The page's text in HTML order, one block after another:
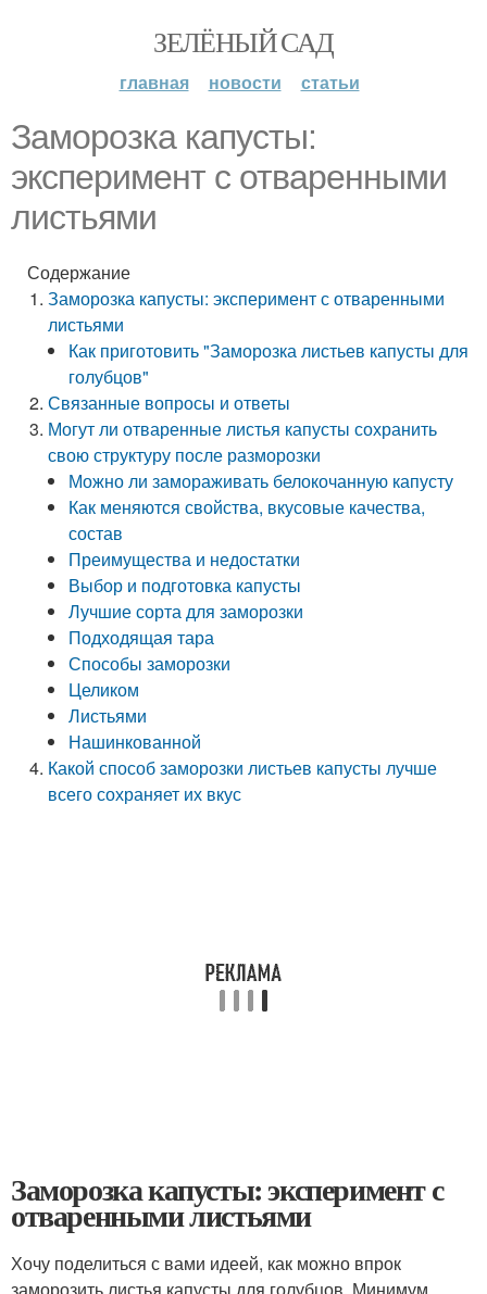
ЗЕЛЁНЫЙ САД
главная новости статьи
Заморозка капусты:
эксперимент с отваренными
листьями
Содержание
Заморозка капусты: эксперимент с отваренными
листьями
Как приготовить "Заморозка листьев капусты для
голубцов"
Связанные вопросы и ответы
Могут ли отваренные листья капусты сохранить
свою структуру после разморозки
Можно ли замораживать белокочанную капусту
Как меняются свойства, вкусовые качества,
состав
Преимущества и недостатки
Выбор и подготовка капусты
Лучшие сорта для заморозки
Подходящая тара
Способы заморозки
Целиком
Листьями
Нашинкованной
Какой способ заморозки листьев капусты лучше
всего сохраняет их вкус
Заморозка капусты: эксперимент с
отваренными листьями
Хочу поделиться с вами идеей, как можно впрок